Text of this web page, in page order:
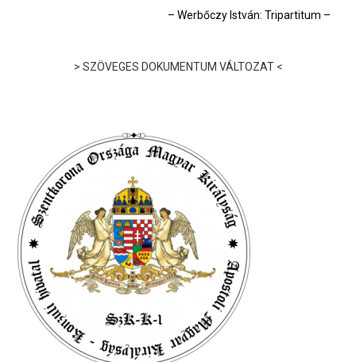
Nincs is semmi, a mit akár Felséged nekem, saját nagyobb
méltóbban, alattvalóinyugalmára és békességére mi
melyállandó és szilárd nem lehet, hacsak a jog
kormányzatán nem nyugszik; bizonyos pedig az, hogy
sokkal többet ártanak a belső viszályok, mint a külső háborúk
és hogy több és hatalmasabb
országot döntött romba hazai
méreg, semmint ellenséges fegyver.
– Werbőczy István: Tripartitum –
> SZÖVEGES DOKUMENTUM VÁLTOZAT <